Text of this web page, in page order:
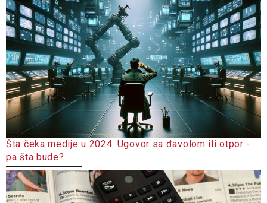
Šta čeka medije u 2024: Ugovor sa đavolom ili otpor -
pa šta bude?